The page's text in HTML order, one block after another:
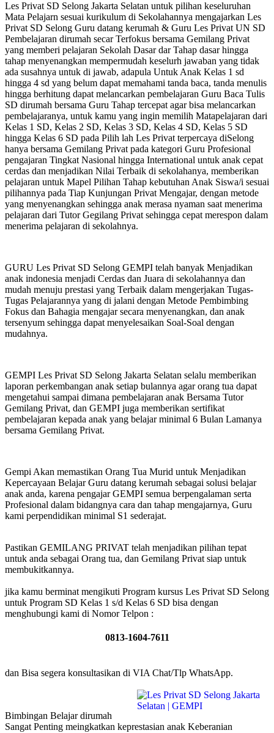
Les Privat SD Selong Jakarta Selatan untuk pilihan keseluruhan
Mata Pelajarn sesuai kurikulum di Sekolahannya mengajarkan Les
Privat SD Selong Guru datang kerumah & Guru Les Privat UN SD
Pembelajaran dirumah secar Terfokus bersama Gemilang Privat
yang memberi pelajaran Sekolah Dasar dar Tahap dasar hingga
tahap menyenangkan mempermudah keselurh jawaban yang tidak
ada susahnya untuk di jawab, adapula Untuk Anak Kelas 1 sd
hingga 4 sd yang belum dapat memahami tanda baca, tanda menulis
hingga berhitung dapat melancarkan pembelajaran Guru Baca Tulis
SD dirumah bersama Guru Tahap tercepat agar bisa melancarkan
pembelajaranya, untuk kamu yang ingin memilih Matapelajaran dari
Kelas 1 SD, Kelas 2 SD, Kelas 3 SD, Kelas 4 SD, Kelas 5 SD
hingga Kelas 6 SD pada Pilih lah Les Privat terpercaya diSelong
hanya bersama Gemilang Privat pada kategori Guru Profesional
pengajaran Tingkat Nasional hingga International untuk anak cepat
cerdas dan menjadikan Nilai Terbaik di sekolahanya, memberikan
pelajaran untuk Mapel Pilihan Tahap kebutuhan Anak Siswa/i sesuai
pilihannya pada Tiap Kunjungan Privat Mengajar, dengan metode
yang menyenangkan sehingga anak merasa nyaman saat menerima
pelajaran dari Tutor Gegilang Privat sehingga cepat merespon dalam
menerima pelajaran di sekolahnya.
GURU Les Privat SD Selong GEMPI telah banyak Menjadikan
anak indonesia menjadi Cerdas dan Juara di sekolahannya dan
mudah menuju prestasi yang Terbaik dalam mengerjakan Tugas-
Tugas Pelajarannya yang di jalani dengan Metode Pembimbing
Fokus dan Bahagia mengajar secara menyenangkan, dan anak
tersenyum sehingga dapat menyelesaikan Soal-Soal dengan
mudahnya.
GEMPI Les Privat SD Selong Jakarta Selatan selalu memberikan
laporan perkembangan anak setiap bulannya agar orang tua dapat
mengetahui sampai dimana pembelajaran anak Bersama Tutor
Gemilang Privat, dan GEMPI juga memberikan sertifikat
pembelajaran kepada anak yang belajar minimal 6 Bulan Lamanya
bersama Gemilang Privat.
Gempi Akan memastikan Orang Tua Murid untuk Menjadikan
Kepercayaan Belajar Guru datang kerumah sebagai solusi belajar
anak anda, karena pengajar GEMPI semua berpengalaman serta
Profesional dalam bidangnya cara dan tahap mengajarnya, Guru
kami perpendidikan minimal S1 sederajat.
Pastikan GEMILANG PRIVAT telah menjadikan pilihan tepat
untuk anda sebagai Orang tua, dan Gemilang Privat siap untuk
membukitkannya.
jika kamu berminat mengikuti Program kursus Les Privat SD Selong
untuk Program SD Kelas 1 s/d Kelas 6 SD bisa dengan
menghubungi kami di Nomor Telpon :
0813-1604-7611
dan Bisa segera konsultasikan di VIA Chat/Tlp WhatsApp.
Bimbingan Belajar dirumah
Sangat Penting meingkatkan keprestasian anak Keberanian